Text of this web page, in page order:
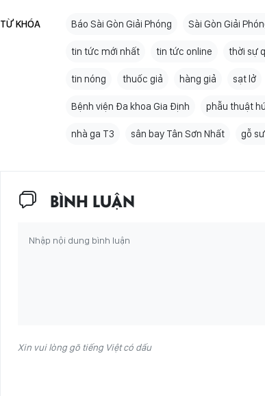
TỪ KHÓA Báo Sài Gòn Giải Phóng Sài Gòn Giải
tin tức mới nhất tin tức online thời sự
tin nóng thuốc giả hàng giả sạt lở
Bệnh viện Đa khoa Gia Định phẫu thuật
nhà ga T3 sân bay Tân Sơn Nhất gỗ
BÌNH LUẬN
Xin vui lòng gõ tiếng Việt có dấu